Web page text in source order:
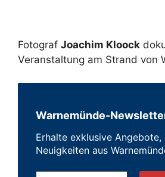
Fotograf Joachim Kloock
Veranstaltung am Strand von
Warnemünde-
Erhalte exklusive Angebote,
Neuigkeiten aus